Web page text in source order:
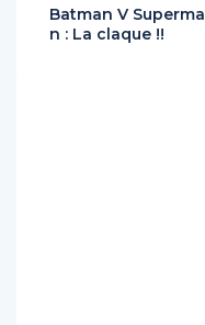
Batman V Superma
n : La claque !!